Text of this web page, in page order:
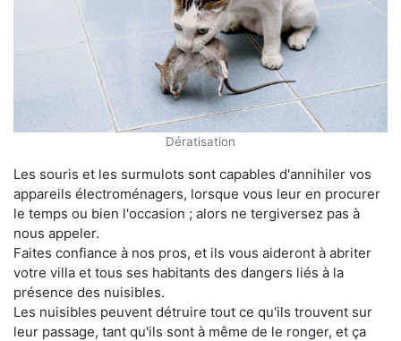
Dératisation
Les souris et les surmulots sont capables d'annihiler vos
appareils électroménagers, lorsque vous leur en procurer
le temps ou bien l'occasion ; alors ne tergiversez pas à
nous appeler.
Faites confiance à nos pros, et ils vous aideront à abriter
votre villa et tous ses habitants des dangers liés à la
présence des nuisibles.
Les nuisibles peuvent détruire tout ce qu'ils trouvent sur
leur passage, tant qu'ils sont à même de le ronger, et ça